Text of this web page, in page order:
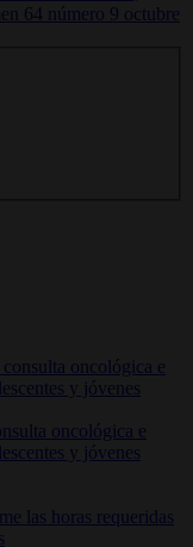
64 número 9 octubre
oncológica e
y jóvenes